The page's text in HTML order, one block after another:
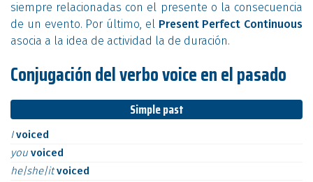
siempre relacionadas con el presente o la consecuencia
de un evento. Por último, el Present Perfect Continuous
asocia a la idea de actividad la de duración.
Conjugación del verbo voice en el pasado
Simple past
Ivoiced
you voiced
he|she|itvoiced